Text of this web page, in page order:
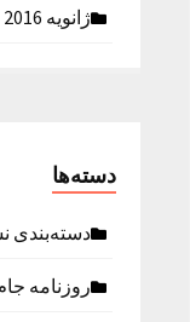
ژانویه 2016
دسته‌ها
دسته‌بندی
روزنامه